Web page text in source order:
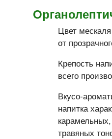
Цвет
от
Крепость
всего
Вкусо-
напитка
травяных